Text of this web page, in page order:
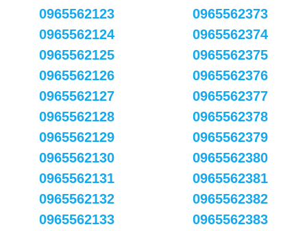
0965562123
0965562124
0965562125
0965562126
0965562127
0965562128
0965562129
0965562130
0965562131
0965562132
0965562133
0965562373
0965562374
0965562375
0965562376
0965562377
0965562378
0965562379
0965562380
0965562381
0965562382
0965562383